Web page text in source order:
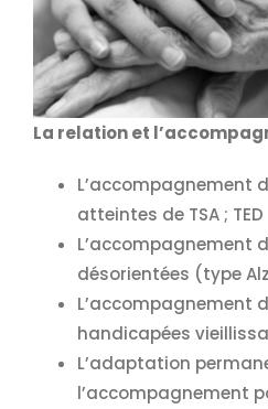
La relation et
L’accompagnement
atteintes de TSA ; TED
L’accompagnement
désorientées (type
L’accompagnement
handicapées
L’adaptation
l’accompagnement